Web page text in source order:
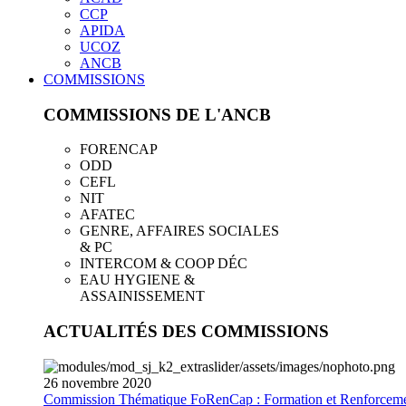
CCP
APIDA
UCOZ
ANCB
COMMISSIONS
COMMISSIONS DE L'ANCB
FORENCAP
ODD
CEFL
NIT
AFATEC
GENRE, AFFAIRES SOCIALES
& PC
INTERCOM & COOP DÉC
EAU HYGIENE &
ASSAINISSEMENT
ACTUALITÉS DES COMMISSIONS
26 novembre 2020
Commission Thématique FoRenCap : Formation et